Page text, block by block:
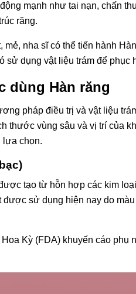
mạnh như tai nạn, chấn
răng.
mẻ, nha sĩ có thể tiến hành
sử dụng vật liệu trám để
dùng Hàn răng
pháp điều trị và vật liệu
thước vùng sâu và vị trí của
lựa chọn.
tạo từ hỗn hợp các kim
được sử dụng hiện nay do
Kỳ (FDA) khuyến cáo